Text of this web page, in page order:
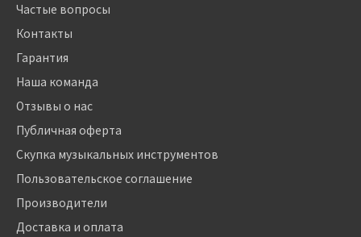
Частые вопросы
Контакты
Гарантия
Наша команда
Отзывы о нас
Публичная оферта
Скупка музыкальных инструментов
Пользовательское соглашение
Производители
Доставка и оплата